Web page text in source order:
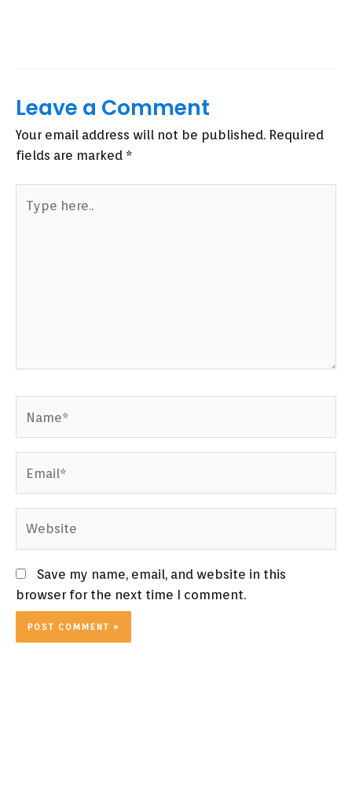
Leave a Comment
Your email address will not be published. Required
fields are marked *
here..
Save my name, email, and website in this
browser for the next time I comment.